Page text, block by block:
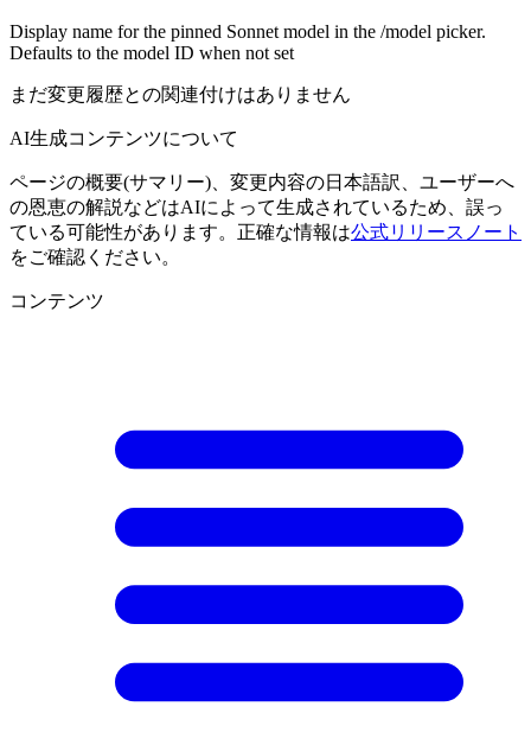
Display name for the pinned Sonnet model in the /model picker.
Defaults to the model ID when not set
まだ変更履歴との関連付けはありません
AI生成コンテンツについて
ページの概要(サマリー)、変更内容の日本語訳、ユーザーへ
の恩恵の解説などはAIによって生成されているため、誤っ
ている可能性があります。正確な情報は公式リリースノート
をご確認ください。
コンテンツ